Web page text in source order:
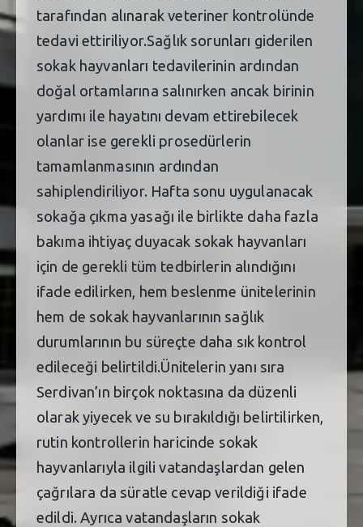
tarafından alınarak veteriner kontrolünde
tedavi ettiriliyor.Sağlık sorunları giderilen
sokak hayvanları tedavilerinin ardından
doğal ortamlarına salınırken ancak birinin
yardımı ile hayatını devam ettirebilecek
olanlar ise gerekli prosedürlerin
tamamlanmasının ardından
sahiplendiriliyor. Hafta sonu uygulanacak
sokağa çıkma yasağı ile birlikte daha fazla
bakıma ihtiyaç duyacak sokak hayvanları
için de gerekli tüm tedbirlerin alındığını
ifade edilirken, hem beslenme ünitelerinin
hem de sokak hayvanlarının sağlık
durumlarının bu süreçte daha sık kontrol
edileceği belirtildi.Ünitelerin yanı sıra
Serdivan’ın birçok noktasına da düzenli
olarak yiyecek ve su bırakıldığı belirtilirken,
rutin kontrollerin haricinde sokak
hayvanlarıyla ilgili vatandaşlardan gelen
çağrılara da süratle cevap verildiği ifade
edildi. Ayrıca vatandaşların sokak